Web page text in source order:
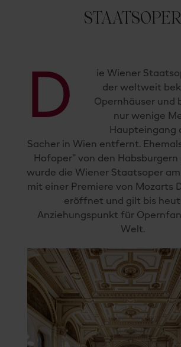
STAATSOPER
D
ie Wiener
der weltweit
Opernhäuser und
nur wenige
Haupteingang
Sacher in Wien entfernt.
Hofoper” von den
wurde die Wiener Staatsoper am
mit einer Premiere von Mozarts
eröffnet und gilt bis
Anziehungspunkt für
Welt.